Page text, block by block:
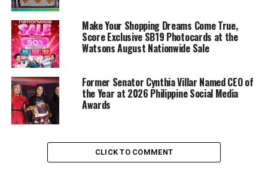
Make Your Shopping Dreams Come True,
Score Exclusive SB19 Photocards at the
Watsons August Nationwide Sale
Former Senator Cynthia Villar Named CEO of
the Year at 2026 Philippine Social Media
Awards
CLICK TO COMMENT